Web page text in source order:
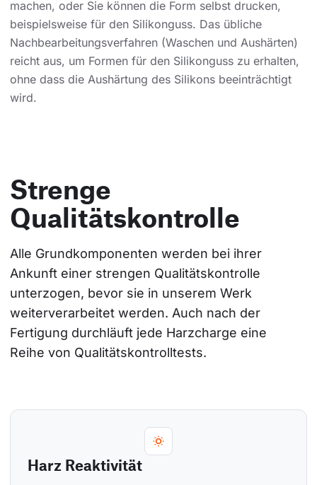
machen, oder Sie können die Form selbst drucken,
beispielsweise für den Silikonguss. Das übliche
Nachbearbeitungsverfahren (Waschen und Aushärten)
reicht aus, um Formen für den Silikonguss zu erhalten,
ohne dass die Aushärtung des Silikons beeinträchtigt
wird.
Strenge
Qualitätskontrolle
Alle Grundkomponenten werden bei ihrer
Ankunft einer strengen Qualitätskontrolle
unterzogen, bevor sie in unserem Werk
weiterverarbeitet werden. Auch nach der
Fertigung durchläuft jede Harzcharge eine
Reihe von Qualitätskontrolltests.
Harz Reaktivität